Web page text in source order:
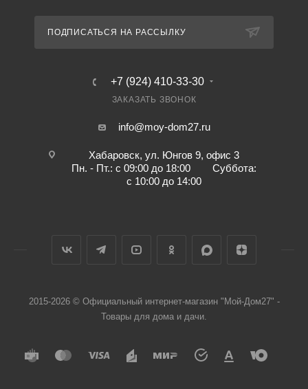
ПОДПИСАТЬСЯ НА РАССЫЛКУ
+7 (924) 410-33-30
ЗАКАЗАТЬ ЗВОНОК
info@moy-dom27.ru
Хабаровск, ул. Юнгов 9, офис 3
Пн. - Пт.: с 09:00 до 18:00 Суббота:
с 10:00 до 14:00
2015-2026 © Официальный интернет-магазин "Мой-Дом27" -
Товары для дома и дачи.